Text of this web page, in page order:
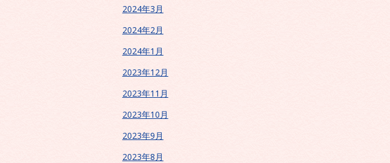
2024年3月
2024年2月
2024年1月
2023年12月
2023年11月
2023年10月
2023年9月
2023年8月